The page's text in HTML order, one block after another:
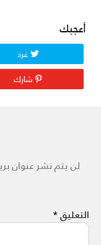
غرد
شارك
لن يتم نشر عنوان
التعليق*